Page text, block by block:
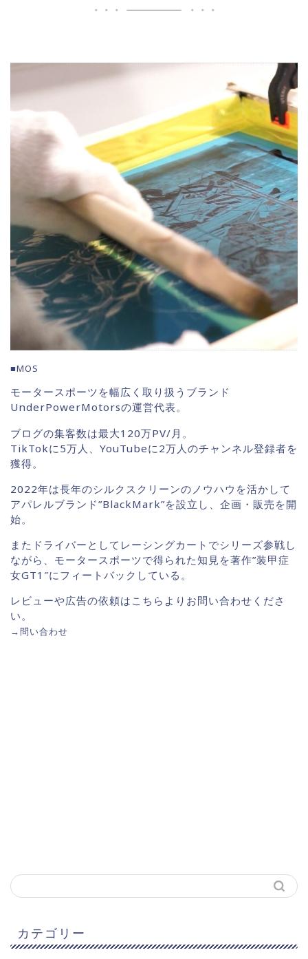
■MOS
モータースポーツを幅広く取り扱うブランド
UnderPowerMotorsの運営代表。
ブログの集客数は最大120万PV/月。
TikTokに5万人、YouTubeに2万人のチャンネル登録者を
獲得。
2022年は長年のシルクスクリーンのノウハウを活かして
アパレルブランド”BlackMark”を設立し、企画・販売を開
始。
またドライバーとしてレーシングカートでシリーズ参戦し
ながら、モータースポーツで得られた知見を著作”装甲症
女GT1″にフィートバックしている。
レビューや広告の依頼はこちらよりお問い合わせくださ
い。
→問い合わせ
カテゴリー